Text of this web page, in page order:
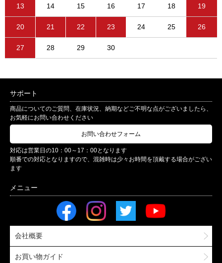
13 14 15 16 17 18 19
20 21 22 23 24 25 26
27 28 29 30
サポート
商品についてのご質問、在庫状況、納期などご不明な点がございましたら、
お気軽にお問い合わせください
お問い合わせフォーム
対応は営業日の10：00～17：00となります
順番での対応となりますので、混雑時は少々お時間を頂戴する場合がござい
ます
会社概要
お買い物ガイド